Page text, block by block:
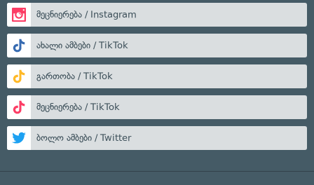
მეცნიერება / Instagram
ახალი ამბები / TikTok
გართობა / TikTok
მეცნიერება / TikTok
ბოლო ამბები / Twitter